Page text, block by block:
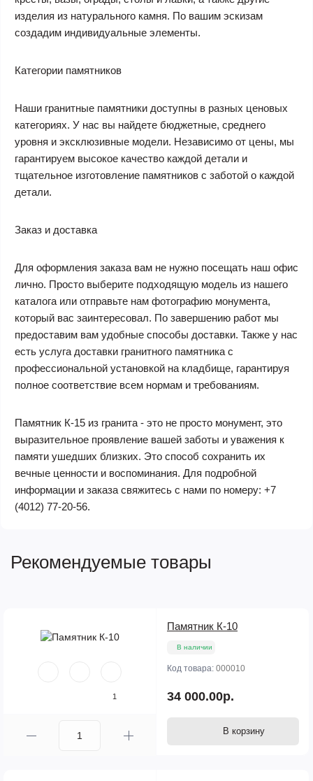
изделия из натурального камня. По вашим эскизам
создадим индивидуальные элементы.
Категории памятников
Наши гранитные памятники доступны в разных ценовых
категориях. У нас вы найдете бюджетные, среднего
уровня и эксклюзивные модели. Независимо от цены, мы
гарантируем высокое качество каждой детали и
тщательное изготовление памятников с заботой о каждой
детали.
Заказ и доставка
Для оформления заказа вам не нужно посещать наш офис
лично. Просто выберите подходящую модель из нашего
каталога или отправьте нам фотографию монумента,
который вас заинтересовал. По завершению работ мы
предоставим вам удобные способы доставки. Также у нас
есть услуга доставки гранитного памятника с
профессиональной установкой на кладбище, гарантируя
полное соответствие всем нормам и требованиям.
Памятник К-15 из гранита - это не просто монумент, это
выразительное проявление вашей заботы и уважения к
памяти ушедших близких. Это способ сохранить их
вечные ценности и воспоминания. Для подробной
информации и заказа свяжитесь с нами по номеру: +7
(4012) 77-20-56.
Рекомендуемые товары
1
Памятник К-10
В наличии
Код товара: 000010
34 000.00р.
В корзину